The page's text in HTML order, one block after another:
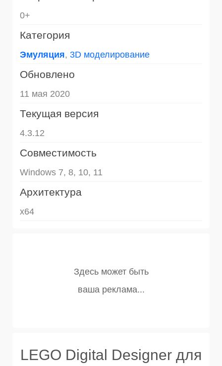
0+
Категория
Эмуляция, 3D моделирование
Обновлено
11 мая 2020
Текущая версия
4.3.12
Совместимость
Windows 7, 8, 10, 11
Архитектура
x64
LEGO Digital Designer для